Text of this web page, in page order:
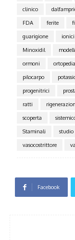
clinico
FDA
ferite
guarigione
ionici
Minoxidil
ormoni
ortopedia
pilocarpo
progenitrici
ratti
scoperta
Staminali
studio
vasocostrittore
Facebook